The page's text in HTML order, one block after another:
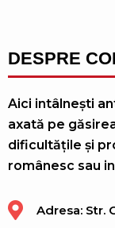
DESPRE
Aici intâlnești
axată pe
dificultățile și
românesc sau
Adresa: Str.